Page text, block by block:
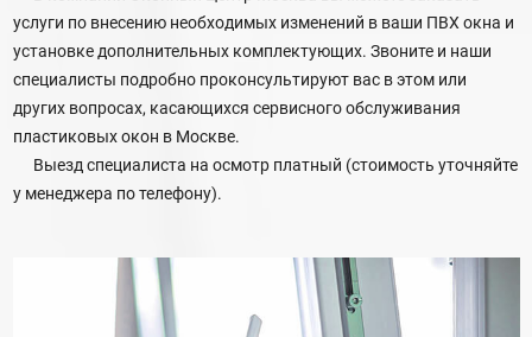
услуги по внесению необходимых изменений в ваши ПВХ окна и
установке дополнительных комплектующих. Звоните и наши
специалисты подробно проконсультируют вас в этом или
других вопросах, касающихся сервисного обслуживания
пластиковых окон в Москве.
Выезд специалиста на осмотр платный (стоимость уточняйте
у менеджера по телефону).